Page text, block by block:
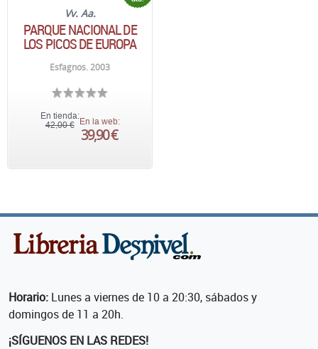
Vv. Aa.
PARQUE NACIONAL DE
LOS PICOS DE EUROPA
Esfagnos. 2003
En tienda:
42,00 € En la web:
39,90 €
Horario: Lunes a viernes de 10 a 20:30, sábados y
domingos de 11 a 20h.
¡SÍGUENOS EN LAS REDES!